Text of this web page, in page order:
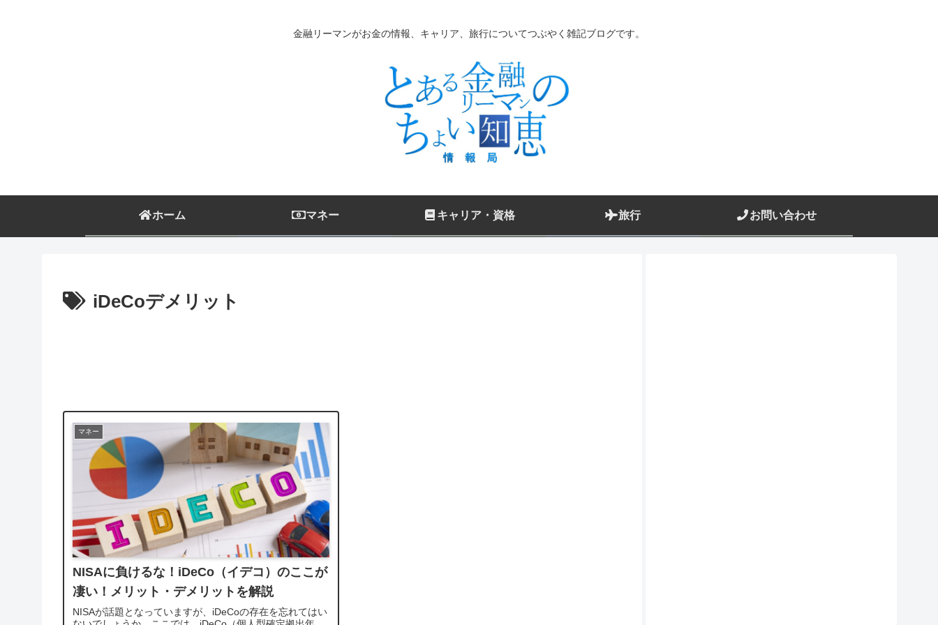
金融リーマンがお金の情報、キャリア、旅行についてつぶやく雑記ブログです。
ホーム マネー キャリア・資格 旅行 お問い合わせ
iDeCoデメリット
マネー
NISAに負けるな！iDeCo（イデコ）のここが
凄い！メリット・デメリットを解説
NISAが話題となっていますが、iDeCoの存在を忘れてはい